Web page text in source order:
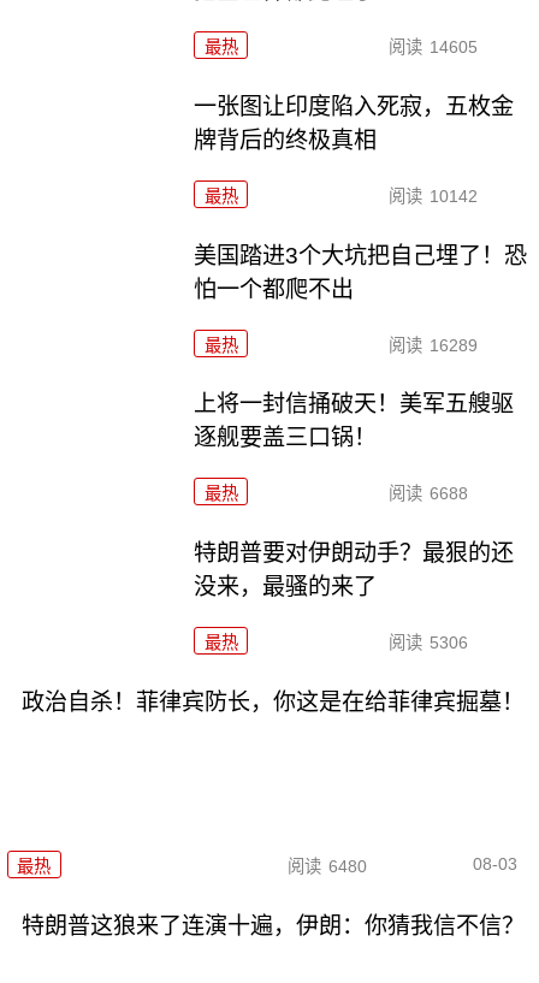
最热 阅读 14605
一张图让印度陷入死寂，五枚金
牌背后的终极真相
最热 阅读 10142
美国踏进3个大坑把自己埋了！恐
怕一个都爬不出
最热 阅读 16289
上将一封信捅破天！美军五艘驱
逐舰要盖三口锅！
最热 阅读 6688
特朗普要对伊朗动手？最狠的还
没来，最骚的来了
最热 阅读 5306
政治自杀！菲律宾防长，你这是在给菲律宾掘墓！
最热 阅读 6480 08-03
特朗普这狼来了连演十遍，伊朗：你猜我信不信？